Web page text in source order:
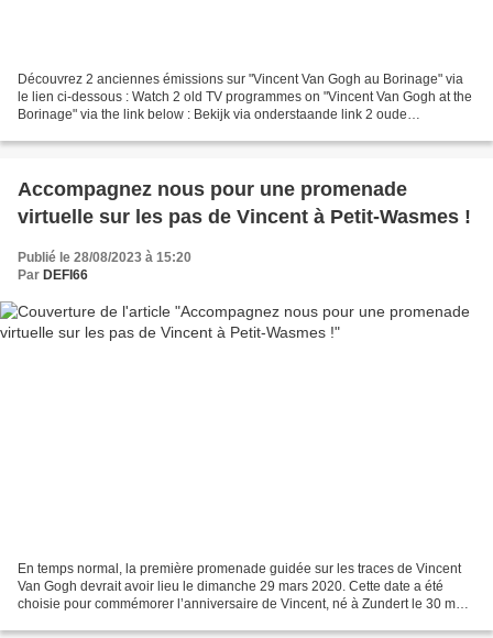
Découvrez 2 anciennes émissions sur "Vincent Van Gogh au Borinage" via
le lien ci-dessous : Watch 2 old TV programmes on "Vincent Van Gogh at the
Borinage" via the link below : Bekijk via onderstaande link 2 oude
Accompagnez nous pour une promenade
virtuelle sur les pas de Vincent à Petit-Wasmes !
Publié le 28/08/2023 à 15:20
Par DEFI66
En temps normal, la première promenade guidée sur les traces de Vincent
Van Gogh devrait avoir lieu le dimanche 29 mars 2020. Cette date a été
choisie pour commémorer l’anniversaire de Vincent, né à Zundert le 30 mars